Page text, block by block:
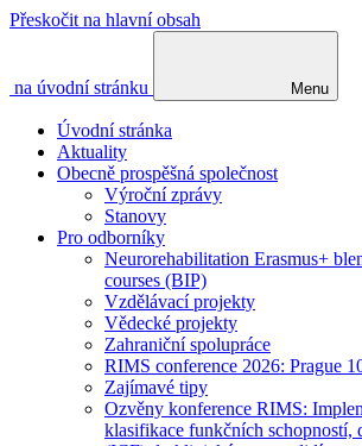
Přeskočit na hlavní obsah
na úvodní stránku Menu
Úvodní stránka
Aktuality
Obecně prospěšná společnost
Výroční zprávy
Stanovy
Pro odborníky
Neurorehabilitation Erasmus+
courses (BIP)
Vzdělávací projekty
Vědecké projekty
Zahraniční spolupráce
RIMS conference 2026: Prague
Zajímavé tipy
Ozvěny konference RIMS:
klasifikace funkčních schopností,